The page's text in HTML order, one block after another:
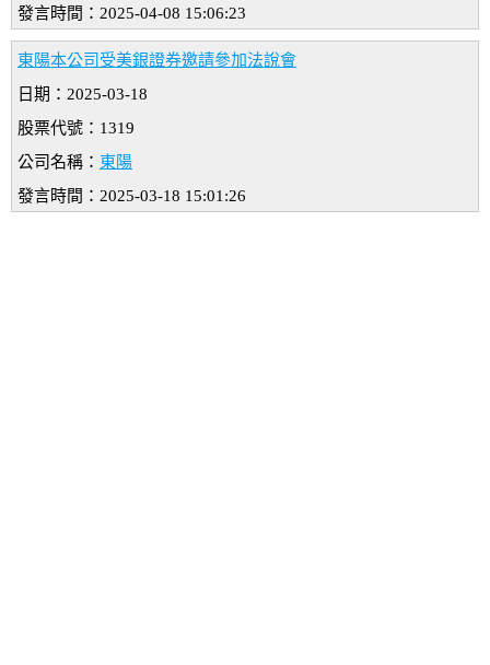
發言時間：2025-04-08 15:06:23
東陽本公司受美銀證券邀請參加法說會
日期：2025-03-18
股票代號：1319
公司名稱： 東陽
發言時間：2025-03-18 15:01:26